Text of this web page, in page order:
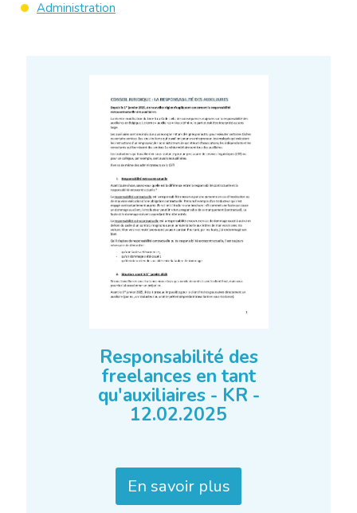
Responsabilité des
freelances en tant
qu'auxiliaires - KR -
12.02.2025
En savoir plus
Administration